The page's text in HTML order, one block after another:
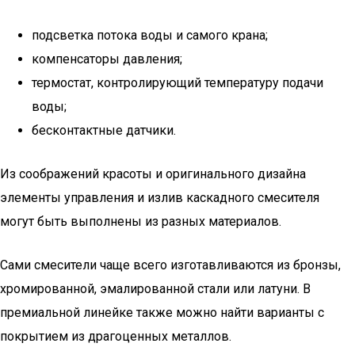
подсветка потока воды и самого крана;
компенсаторы давления;
термостат, контролирующий температуру подачи
воды;
бесконтактные датчики.
Из соображений красоты и оригинального дизайна
элементы управления и излив каскадного смесителя
могут быть выполнены из разных материалов.
Сами смесители чаще всего изготавливаются из бронзы,
хромированной, эмалированной стали или латуни. В
премиальной линейке также можно найти варианты с
покрытием из драгоценных металлов.